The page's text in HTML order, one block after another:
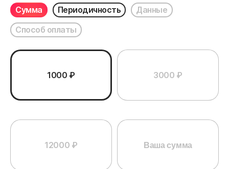
Сумма Периодичность
Данные
Способ оплаты
1000 ₽ 3000 ₽
12000 ₽